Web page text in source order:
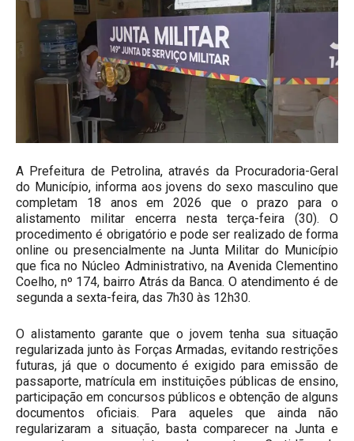
A Prefeitura de Petrolina, através da Procuradoria-Geral
do Município, informa aos jovens do sexo masculino que
completam 18 anos em 2026 que o prazo para o
alistamento militar encerra nesta terça-feira (30). O
procedimento é obrigatório e pode ser realizado de forma
online ou presencialmente na Junta Militar do Município
que fica no Núcleo Administrativo, na Avenida Clementino
Coelho, nº 174, bairro Atrás da Banca. O atendimento é de
segunda a sexta-feira, das 7h30 às 12h30.
O alistamento garante que o jovem tenha sua situação
regularizada junto às Forças Armadas, evitando restrições
futuras, já que o documento é exigido para emissão de
passaporte, matrícula em instituições públicas de ensino,
participação em concursos públicos e obtenção de alguns
documentos oficiais. Para aqueles que ainda não
regularizaram a situação, basta comparecer na Junta e